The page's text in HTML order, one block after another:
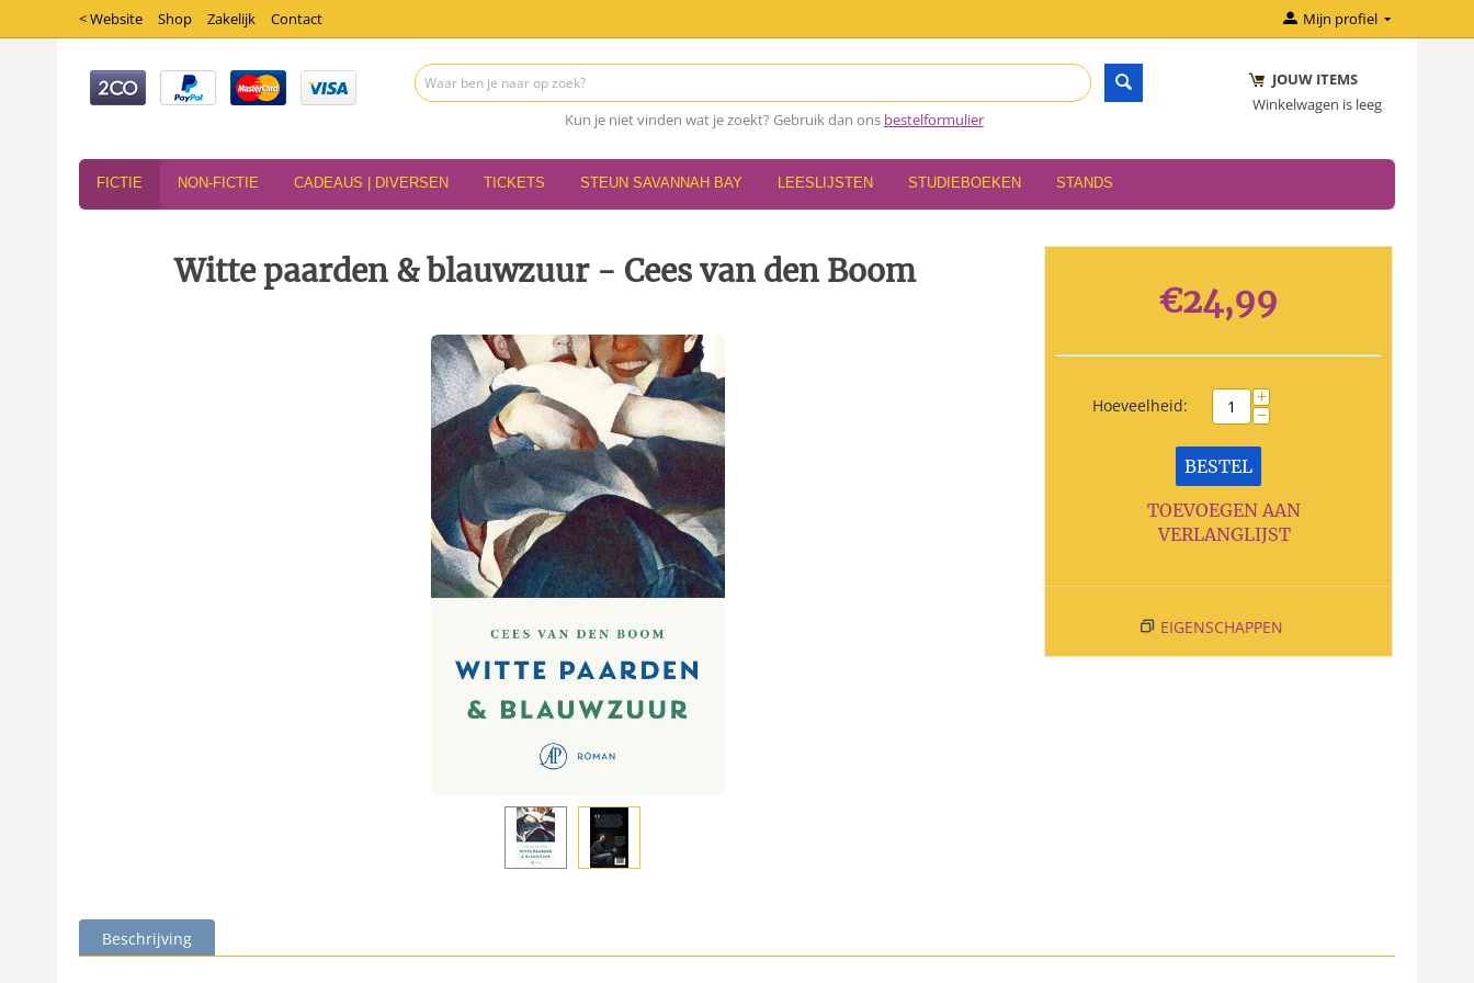
< Website Shop Zakelijk Contact Mijn profiel
Kun je niet vinden wat je zoekt? Gebruik dan ons bestelformulier
JOUW ITEMS
Winkelwagen is leeg
FICTIE NON-FICTIE CADEAUS | DIVERSEN TICKETS STEUN SAVANNAH BAY LEESLIJSTEN STUDIEBOEKEN STANDS
Witte paarden & blauwzuur - Cees van den Boom
€24,99
Hoeveelheid: +
−
BESTEL
TOEVOEGEN AAN
VERLANGLIJST
EIGENSCHAPPEN
Beschrijving